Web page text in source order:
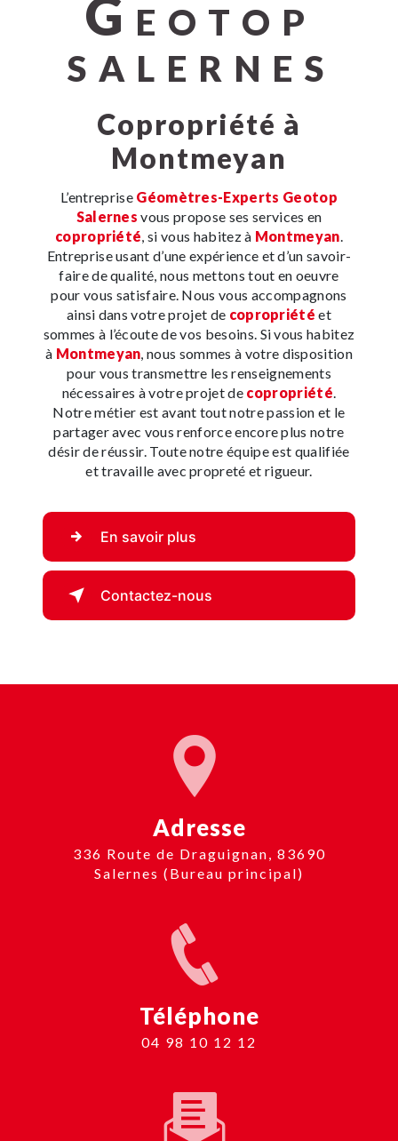
G EOTOP
SALERNES
copropriété à
Montmeyan
L’entreprise Géomètres-Experts Geotop
Salernes vous propose ses services en
copropriété , si vous habitez à Montmeyan
Entreprise usant d’une expérience et d’un savoir-
faire de qualité, nous mettons tout en oeuvre
pour vous satisfaire. Nous vous accompagnons
ainsi dans votre projet de copropriété et
sommes à l’écoute de vos besoins. Si vous habitez
à Montmeyan , nous sommes à votre disposition
pour vous transmettre les renseignements
nécessaires à votre projet de copropriété
Notre métier est avant tout notre passion et le
partager avec vous renforce encore plus notre
désir de réussir. Toute notre équipe est qualifiée
et travaille avec propreté et rigueur.
En savoir plus
Contactez-nous
Adresse
336 Route de Draguignan, 83690
Salernes (Bureau principal)
Téléphone
04 98 10 12 12